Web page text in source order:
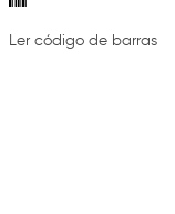
Ler código de barras